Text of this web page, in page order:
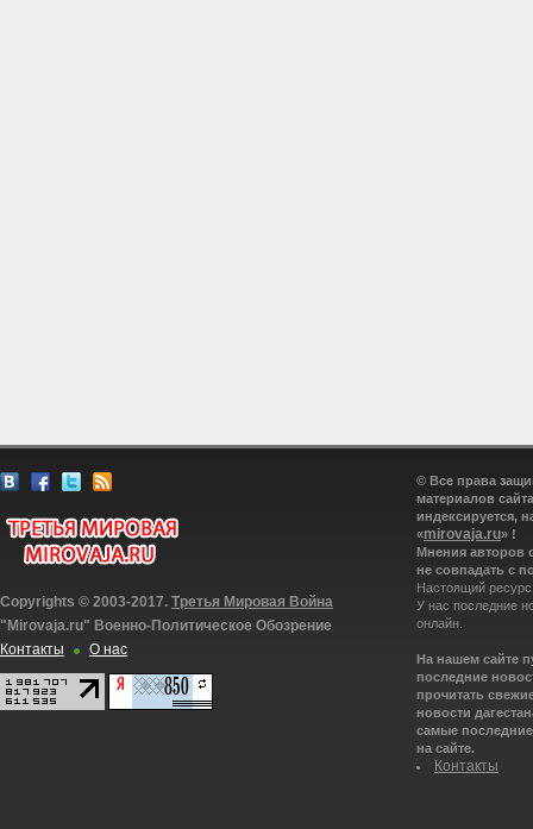
Copyrights © 2003-2017. Третья Мировая Война
"Mirovaja.ru" Военно-Политическое Обозрение
Контакты
О нас
© Все права
материалов
индексируется,
«mirovaja.ru» !
Мнения авторов
не совпадать с
Настоящий
У нас последние
онлайн.
На нашем сайте
последние
прочитать
новости
самые
на сайте.
Контакты